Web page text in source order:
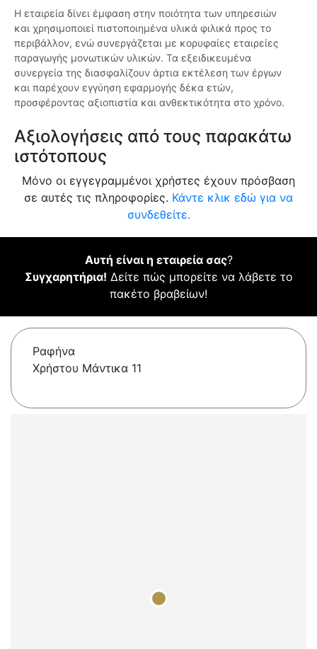
Η εταιρεία δίνει έμφαση στην ποιότητα των υπηρεσιών
και χρησιμοποιεί πιστοποιημένα υλικά φιλικά προς το
περιβάλλον, ενώ συνεργάζεται με κορυφαίες εταιρείες
παραγωγής μονωτικών υλικών. Τα εξειδικευμένα
συνεργεία της διασφαλίζουν άρτια εκτέλεση των έργων
και παρέχουν εγγύηση εφαρμογής δέκα ετών,
προσφέροντας αξιοπιστία και ανθεκτικότητα στο χρόνο.
Αξιολογήσεις από τους παρακάτω
ιστότοπους
Μόνο οι εγγεγραμμένοι χρήστες έχουν πρόσβαση
σε αυτές τις πληροφορίες. Κάντε κλικ εδώ για να
συνδεθείτε.
Αυτή είναι η εταιρεία σας?
Συγχαρητήρια! Δείτε πώς μπορείτε να λάβετε το
πακέτο βραβείων!
Ραφήνα
Χρήστου Μάντικα 11